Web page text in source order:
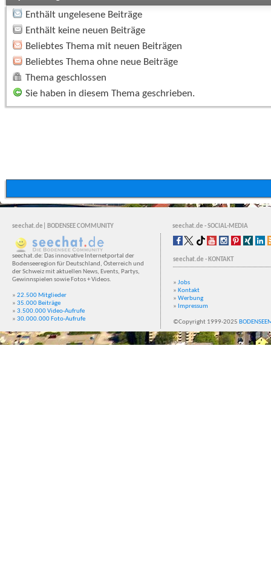
Enthält ungelesene Beiträge
Enthält keine neuen Beiträge
Beliebtes Thema mit neuen Beiträgen
Beliebtes Thema ohne neue Beiträge
Thema geschlossen
Sie haben in diesem Thema geschrieben.
seechat.de| BODENSEE COMMUNITY seechat.de - SOCIAL-MEDIA
seechat.de: Das innovative Internetportal der
Bodenseeregion für Deutschland, Österreich und
der Schweiz mit aktuellen News, Events, Partys,
Gewinnspielen sowie Fotos + Videos.
» 22.500 Mitglieder
» 35.000 Beiträge
» 3.500.000 Video-Aufrufe
» 30.000.000 Foto-Aufrufe
seechat.de - KONTAKT
» Jobs
» Kontakt
» Werbung
» Impressum
©Copyright 1999-2025